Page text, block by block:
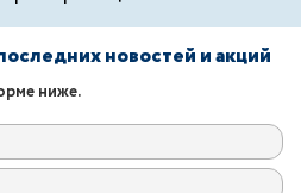
новостей и акций
ниже.